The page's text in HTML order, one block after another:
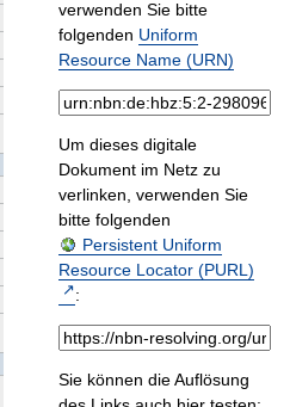
verwenden Sie bitte
folgenden Uniform
Resource Name (URN)
Um dieses digitale
Dokument im Netz zu
verlinken, verwenden Sie
bitte folgenden
Persistent Uniform
Resource Locator (PURL)
:
Sie können die Auflösung